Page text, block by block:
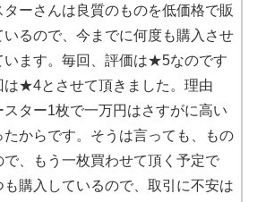
ターさんは良質のものを低価格で販
いるので、今までに何度も購入させ
います。毎回、評価は★5なのです
は★4とさせて頂きました。理由
スター1枚で一万円はさすがに高い
たからです。そうは言っても、もの
で、もう一枚買わせて頂く予定で
も購入しているので、取引に不安は